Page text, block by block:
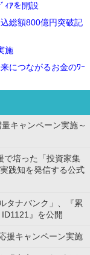
ｨｱを開設
込総額800億円突破記
施
につながるお金のﾜｰ
キャンペーン実施～
で培った「投資家集
践知を発信する公式
タナバンク」、『累
』を公開
援キャンペーン実施